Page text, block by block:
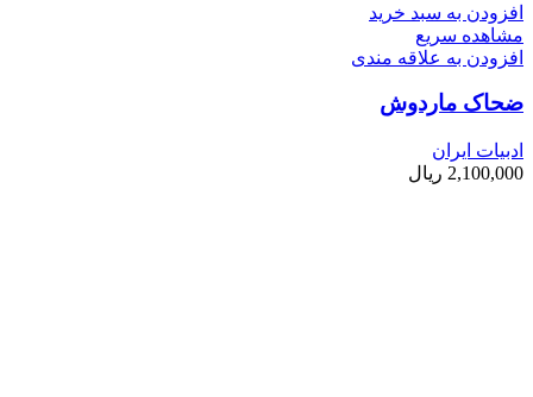
افزودن به سبد خرید
مشاهده سریع
افزودن به علاقه مندی
ضحاک ماردوش
ادبیات ایران
2,100,000 ریال